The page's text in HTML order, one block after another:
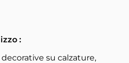
:
su calzature,